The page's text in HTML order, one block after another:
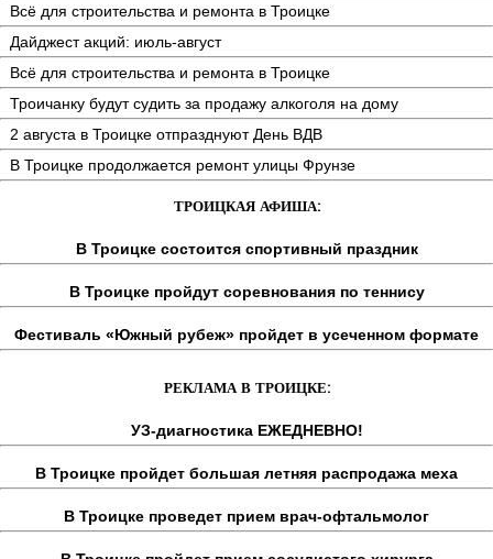
Всё для строительства и ремонта в Троицке
Дайджест акций: июль-август
Всё для строительства и ремонта в Троицке
Троичанку будут судить за продажу алкоголя на дому
2 августа в Троицке отпразднуют День ВДВ
В Троицке продолжается ремонт улицы Фрунзе
ТРОИЦКАЯ АФИША:
В Троицке состоится спортивный праздник
В Троицке пройдут соревнования по теннису
Фестиваль «Южный рубеж» пройдет в усеченном формате
РЕКЛАМА В ТРОИЦКЕ:
УЗ-диагностика ЕЖЕДНЕВНО!
В Троицке пройдет большая летняя распродажа меха
В Троицке проведет прием врач-офтальмолог